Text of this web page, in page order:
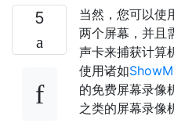
5
当然，您可以使
两个屏幕，并且
声卡来捕获计算
使用诸如
的免费屏幕录像
之类的屏幕录像